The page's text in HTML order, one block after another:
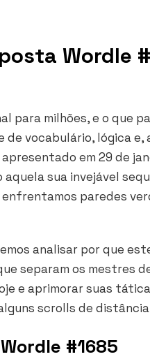
Wordle
para milhões, e o que
vocabulário, lógica e,
em 29 de
sua invejável
paredes
analisar por que
separam os mestres
e aprimorar suas
scrolls de
#1685